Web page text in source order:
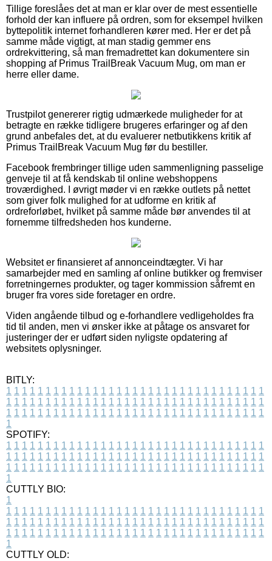
Tillige foreslåes det at man er klar over de mest essentielle
forhold der kan influere på ordren, som for eksempel hvilken
byttepolitik internet forhandleren kører med. Her er det på
samme måde vigtigt, at man stadig gemmer ens
ordrekvittering, så man fremadrettet kan dokumentere sin
shopping af Primus TrailBreak Vacuum Mug, om man er
herre eller dame.
Trustpilot genererer rigtig udmærkede muligheder for at
betragte en række tidligere brugeres erfaringer og af den
grund anbefales det, at du evaluerer netbutikkens kritik af
Primus TrailBreak Vacuum Mug før du bestiller.
Facebook frembringer tillige uden sammenligning passelige
genveje til at få kendskab til online webshoppens
troværdighed. I øvrigt møder vi en række outlets på nettet
som giver folk mulighed for at udforme en kritik af
ordreforløbet, hvilket på samme måde bør anvendes til at
fornemme tilfredsheden hos kunderne.
Websitet er finansieret af annonceindtægter. Vi har
samarbejder med en samling af online butikker og fremviser
forretningernes produkter, og tager kommission såfremt en
bruger fra vores side foretager en ordre.
Viden angående tilbud og e-forhandlere vedligeholdes fra
tid til anden, men vi ønsker ikke at påtage os ansvaret for
justeringer der er udført siden nyligste opdatering af
websitets oplysninger.
BITLY:
1 1 1 1 1 1 1 1 1 1 1 1 1 1 1 1 1 1 1 1 1 1 1 1 1 1 1 1 1 1 1 1 1
1 1 1 1 1 1 1 1 1 1 1 1 1 1 1 1 1 1 1 1 1 1 1 1 1 1 1 1 1 1 1 1 1
1 1 1 1 1 1 1 1 1 1 1 1 1 1 1 1 1 1 1 1 1 1 1 1 1 1 1 1 1 1 1 1 1
1
SPOTIFY:
1 1 1 1 1 1 1 1 1 1 1 1 1 1 1 1 1 1 1 1 1 1 1 1 1 1 1 1 1 1 1 1 1
1 1 1 1 1 1 1 1 1 1 1 1 1 1 1 1 1 1 1 1 1 1 1 1 1 1 1 1 1 1 1 1 1
1 1 1 1 1 1 1 1 1 1 1 1 1 1 1 1 1 1 1 1 1 1 1 1 1 1 1 1 1 1 1 1 1
1
CUTTLY BIO:
1
1 1 1 1 1 1 1 1 1 1 1 1 1 1 1 1 1 1 1 1 1 1 1 1 1 1 1 1 1 1 1 1 1
1 1 1 1 1 1 1 1 1 1 1 1 1 1 1 1 1 1 1 1 1 1 1 1 1 1 1 1 1 1 1 1 1
1 1 1 1 1 1 1 1 1 1 1 1 1 1 1 1 1 1 1 1 1 1 1 1 1 1 1 1 1 1 1 1 1
1
CUTTLY OLD: